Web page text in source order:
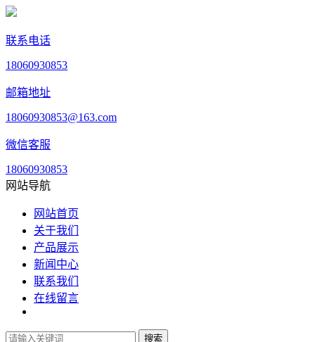
联系电话
18060930853
邮箱地址
18060930853@163.com
微信客服
18060930853
网站导航
网站首页
关于我们
产品展示
新闻中心
联系我们
在线留言